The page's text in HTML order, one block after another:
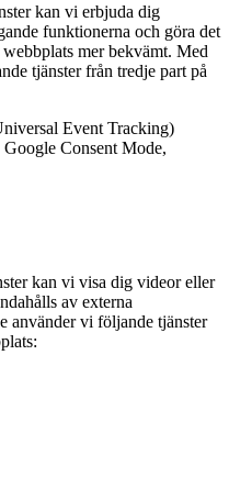
kan vi erbjuda dig
funktionerna och göra det
mer bekvämt. Med
tjänster från tredje part på
Event Tracking)
Consent Mode,
kan vi visa dig videor eller
av externa
använder vi följande tjänster